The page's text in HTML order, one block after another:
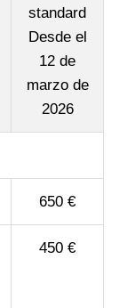
standard
Desde el
12 de
marzo de
2026
650 €
450 €